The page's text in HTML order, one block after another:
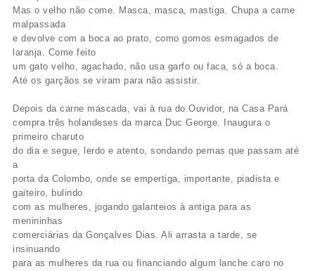
Mas o velho não come. Masca, masca, mastiga. Chupa a carne
malpassada
e devolve com a boca ao prato, como gomos esmagados de
laranja. Come feito
um gato velho, agachado, não usa garfo ou faca, só a boca.
Até os garçãos se viram para não assistir.
Depois da carne mascada, vai à rua do Ouvidor, na Casa Pará
compra três holandeses da marca Duc George. Inaugura o
primeiro charuto
do dia e segue, lerdo e atento, sondando pernas que passam até
a
porta da Colombo, onde se empertiga, importante, piadista e
gaiteiro, bulindo
com as mulheres, jogando galanteios à antiga para as
menininhas
comerciárias da Gonçalves Dias. Ali arrasta a tarde, se
insinuando
para as mulheres da rua ou financiando algum lanche caro no